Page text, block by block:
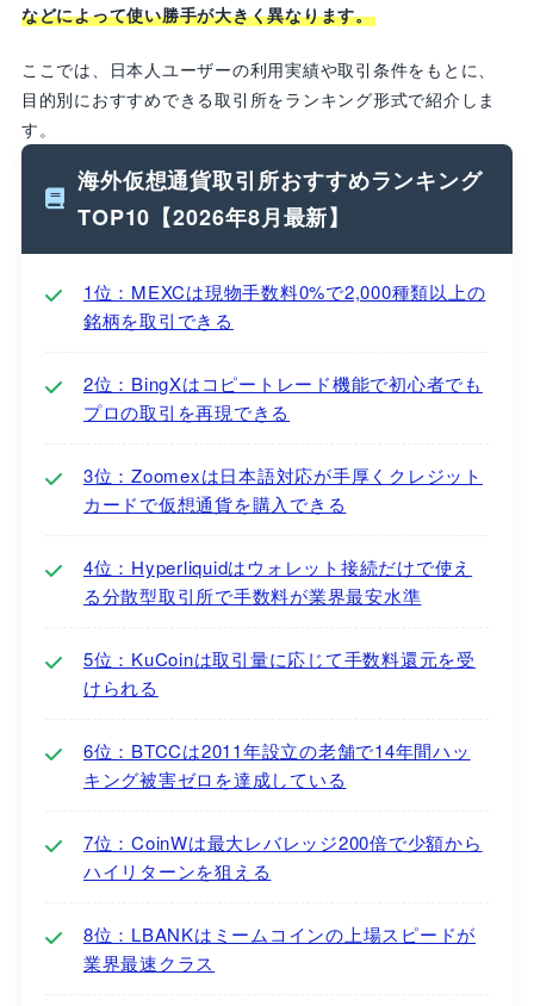
などによって使い勝手が大きく異なります。
ここでは、日本人ユーザーの利用実績や取引条件をもとに、
目的別におすすめできる取引所をランキング形式で紹介しま
す。
海外仮想通貨取引所おすすめランキング
TOP10【2026年8月最新】
1位：MEXCは現物手数料0%で2,000種類以上の
銘柄を取引できる
2位：BingXはコピートレード機能で初心者でも
プロの取引を再現できる
3位：Zoomexは日本語対応が手厚くクレジット
カードで仮想通貨を購入できる
4位：Hyperliquidはウォレット接続だけで使え
る分散型取引所で手数料が業界最安水準
5位：KuCoinは取引量に応じて手数料還元を受
けられる
6位：BTCCは2011年設立の老舗で14年間ハッ
キング被害ゼロを達成している
7位：CoinWは最大レバレッジ200倍で少額から
ハイリターンを狙える
8位：LBANKはミームコインの上場スピードが
業界最速クラス